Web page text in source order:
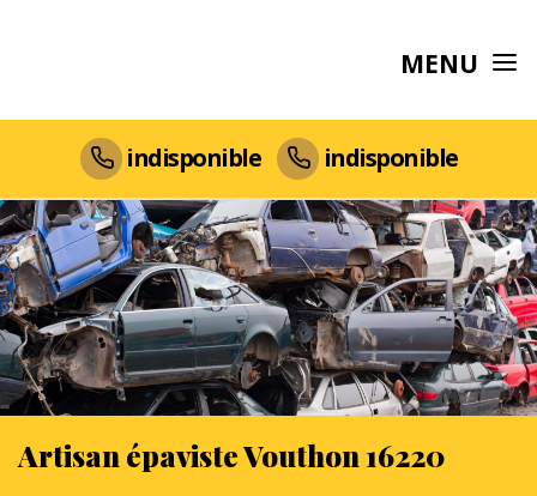
MENU
indisponible indisponible
Artisan épaviste Vouthon 16220